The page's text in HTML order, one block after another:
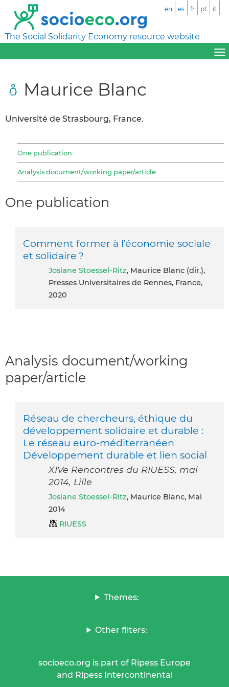
The Social Solidarity Economy resource website
en es fr pt it
Maurice Blanc
Université de Strasbourg, France.
One publication
Analysis document/working paper/article
One publication
Comment former à l’économie sociale
et solidaire ?
Josiane Stoessel-Ritz, Maurice Blanc (dir.),
Presses Universitaires de Rennes, France,
2020
Analysis document/working
paper/article
Réseau de chercheurs, éthique du
développement solidaire et durable :
Le réseau euro-méditerranéen
Développement durable et lien social
XIVe Rencontres du RIUESS, mai
2014, Lille
Josiane Stoessel-Ritz, Maurice Blanc, Mai
2014
RIUESS
Themes:
Other filters:
socioeco.org is part of Ripess Europe
and Ripess Intercontinental